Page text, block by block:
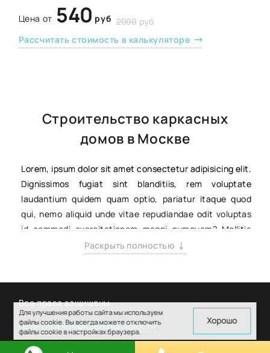
Цена от 540 руб 2000 руб
Рассчитать стоимость в калькуляторе
Строительство каркасных
домов в Москве
Lorem, ipsum dolor sit amet consectetur adipisicing elit.
Dignissimos fugiat sint blanditiis, rem voluptate
laudantium quidem quam optio, pariatur itaque quod
qui, nemo aliquid unde vitae repudiandae odit voluptas
id commodi exercitationem magni numquam? Mollitia
asperiores illum ratione vero quo possimus illo
Voluptatem voluptate quisquam a. Labore animi
quisquam mollitia voluptates saepe nesciunt autem,
laudantium quos. Ab facere sit beatae aperiam
molestias animi corrupti similique optio unde eos
Раскрыть полностью
Все права защищены
Политика конфиденциальности
Сделано с любовью в avedesign.ru
Для улучшения работы сайта мы используем
файлы cookie. Вы всегда можете отключить
файлы cookie в настройках браузера.
Хорошо